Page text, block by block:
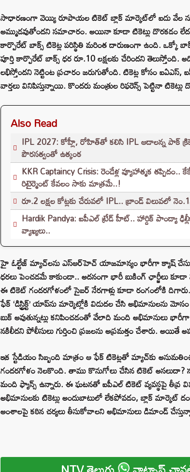
సాధారణంగా వెయ్యి రూపాయల టికెట్ బ్లాక్ మార్కెట్‌లో ఐదు వేల
అమ్ముడవుతోందని సమాచారం. అయినా కూడా టికెట్లు దొరకడం లేదని
కార్పొరేట్ బాక్స్ టికెట్ల పరిస్థితి మరింత దారుణంగా ఉంది. ఒక్కో
పూర్తి కార్పొరేట్ బాక్స్ ధర రూ.10 లక్షలకు చేరిందని
లభిస్తోందని నెట్టింట ప్రచారం జరుగుతోంది. టికెట్ల కోసం
వార్తలు వినిపిస్తున్నాయి. కొందరు మంత్రుల రిఫరెన్స్ పెట్టినా
Also Read
IPL 2027: కోహ్లీ, రోహిత్‌తో కలిసి IPL ఆడాలన్న పాక్‌
పౌరసత్వంతో ఉత్కంఠ
KKR Captaincy Crisis: రెండేళ్ల వ్యూహాత్మక
రిటైర్మెంట్ కేవలం సాకు మాత్రమే..!
రూ.2 లక్షల కోట్లకు చేరువలో IPL.. బ్రాండ్ విలువలో
Hardik Pandya: ఐపీఎల్ ట్రేడ్ హీట్.. హార్దిక్ పాండ్యా
వ్యాఖ్యలు..
హై ఓల్టేజ్ మ్యాచ్‌లను ఎస్‌ఆర్‌హెచ్ యాజమాన్యం భారీగా క్యాష్
ధరలు పెంచడమే కాకుండా.. అదనంగా భారీ బుకింగ్ ఛార్జీలు కూడా
ఈ టికెట్ గందరగోళంలో సైబర్ నేరగాళ్లు కూడా రంగంలోకి
ఫేక్ ‘డిస్ట్రిక్ట్’ యాప్‌ను మార్కెట్లోకి విడుదల చేసి అభిమానులను
బుక్ అవుతున్నట్లు కనిపించడంతో వేలాది మంది అభిమానులు
నకిలీదని పోలీసులు గుర్తించి ప్రజలను అప్రమత్తం చేశారు. అయితే
ఇక స్టేడియం సిబ్బంది మాత్రం ఆ ఫేక్ టికెట్లతో మ్యాచ్‌కు
గందరగోళం నెలకొంది. తాము కొనుగోలు చేసిన టికెట్
మంది ఫ్యాన్స్ ఉన్నారు. ఈ ఘటనతో ఐపీఎల్ టికెట్ వ్యవస్థపై తీవ్ర
అభిమానులకు టికెట్లు అందుబాటులో లేకపోవడం, బ్లాక్ మార్కెట్
అంశాలపై కఠిన చర్యలు తీసుకోవాలని అభిమానులు డిమాండ్